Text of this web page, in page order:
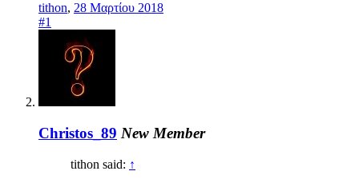
tithon, 28 Μαρτίου 2018
#1
Christos_89 New Member
tithon said: ↑